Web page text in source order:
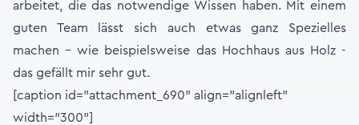
arbeitet, die das notwendige Wissen haben. Mit einem
guten Team lässt sich auch etwas ganz Spezielles
machen - wie beispielsweise das Hochhaus aus Holz -
das gefällt mir sehr gut.
[caption id="attachment_690" align="alignleft"
width="300"]